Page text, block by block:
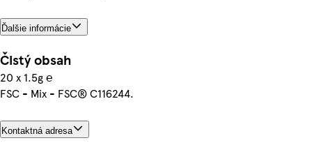
Ďalšie informácie
Čistý obsah
20 x 1.5g ℮
FSC - Mix - FSC® C116244.
Kontaktná adresa